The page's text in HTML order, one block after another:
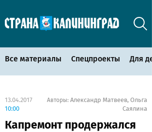
Все материалы Спецпроекты Для
13.04.2017
10:00
Авторы: Александр Матвеев, Ольга
Саялина
Капремонт продержался